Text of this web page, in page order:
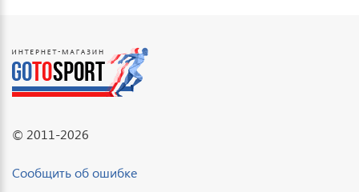
© 2011-2026
Сообщить об ошибке